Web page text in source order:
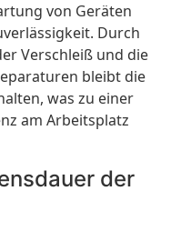
von Geräten
Durch
Verschleiß und die
bleibt die
was zu einer
am Arbeitsplatz
der